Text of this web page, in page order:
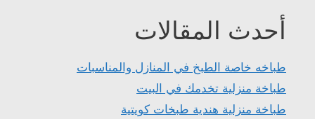
أحدث المقالات
طباخه خاصة الطبخ في المنازل والمناسبات
طباخة منزلية تخدمك في البيت
طباخة منزلية هندية طبخات كويتية